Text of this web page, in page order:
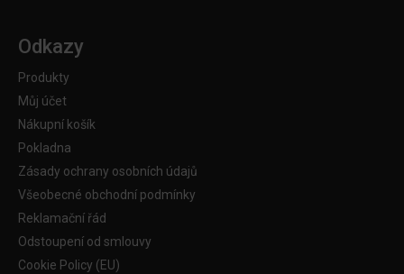
Odkazy
Produkty
Můj účet
Nákupní košík
Pokladna
Zásady ochrany osobních údajů
Všeobecné obchodní podmínky
Reklamační řád
Odstoupení od smlouvy
Cookie Policy (EU)